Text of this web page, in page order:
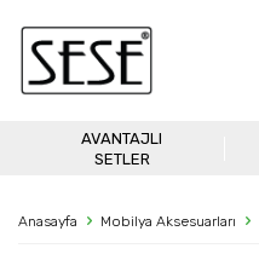
AVANTAJLI
SETLER
Anasayfa Mobilya Aksesuarları